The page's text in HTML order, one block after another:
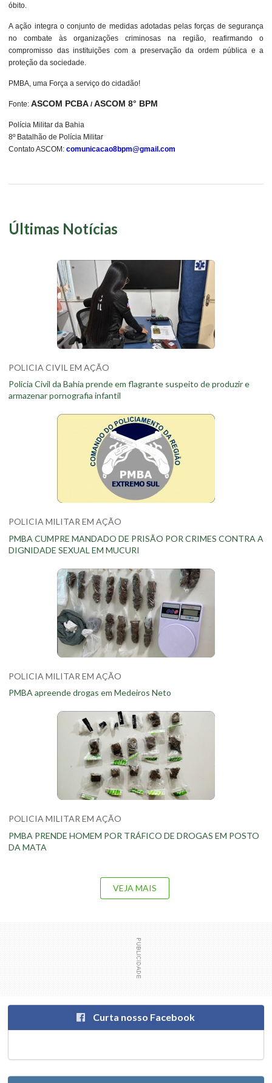
óbito.
A ação integra o conjunto de medidas adotadas pelas forças de segurança
no combate às organizações criminosas na região, reafirmando o
compromisso das instituições com a preservação da ordem pública e a
proteção da sociedade.
PMBA, uma Força a serviço do cidadão!
Fonte: ASCOM PCBA / ASCOM 8° BPM
Polícia Militar da Bahia
8º Batalhão de Polícia Militar
Contato ASCOM: comunicacao8bpm@gmail.com
Últimas Notícias
POLICIA CIVIL EM AÇÃO
Policia Civil da Bahia prende em flagrante suspeito de produzir e
armazenar pornografia infantil
POLICIA MILITAR EM AÇÃO
PMBA CUMPRE MANDADO DE PRISÃO POR CRIMES CONTRA A
DIGNIDADE SEXUAL EM MUCURI
POLICIA MILITAR EM AÇÃO
PMBA apreende drogas em Medeiros Neto
POLICIA MILITAR EM AÇÃO
PMBA PRENDE HOMEM POR TRÁFICO DE DROGAS EM POSTO
DA MATA
VEJA MAIS
Curta nosso Facebook